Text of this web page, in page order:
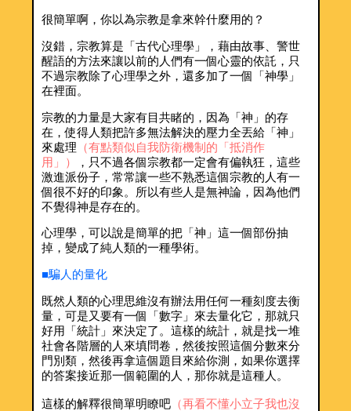
很簡單啊，你以為宗教是拿來幹什麼用的？
沒錯，宗教算是「古代心理學」，藉由故事、警世
醒語的方法來讓以前的人們有一個心靈的依託，只
不過宗教除了心理學之外，還多加了一個「神學」
在裡面。
宗教的力量是大家有目共睹的，因為「神」的存
在，使得人類把許多無法解決的壓力全丟給「神」
來處理 （有點類似自我防衛機制的「抵消作
用」）
，只不過各個宗教都一定會有偏執狂，這些
激進派份子，常常讓一些不熟悉這個宗教的人有一
個很不好的印象。所以有些人是無神論，因為他們
不覺得神是存在的。
心理學，可以說是簡單的把「神」這一個部份抽
掉，變成了純人類的一種學術。
■騙人的量化
既然人類的心理思維沒有辦法用任何一種刻度去衡
量，可是又要有一個「數字」來去量化它，那就只
好用「統計」來決定了。這樣的統計，就是找一堆
社會各階層的人來填問卷，然後按照這個分數來分
門別類，然後再拿這個題目來給你測，如果你選擇
的答案接近那一個範圍的人，那你就是這種人。
這樣的解釋很簡單明瞭吧（再看不懂小立子我也沒